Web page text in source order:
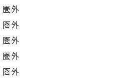
圏外
圏外
圏外
圏外
圏外